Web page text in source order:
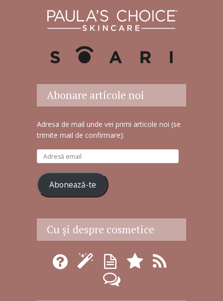
Abonare articole noi
Adresa de mail unde vei primi articole noi (se
trimite mail de confirmare):
d
e
e
a
Abonează-te
Cu şi despre cosmetice